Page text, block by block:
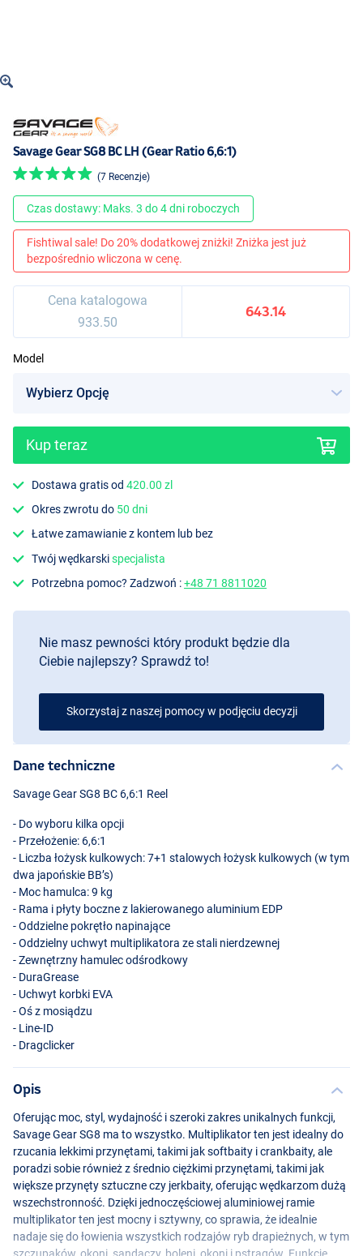
Savage Gear SG8 BC LH (Gear Ratio 6,6:1)
(7 Recenzje)
Czas dostawy: Maks. 3 do 4 dni roboczych
Fishtiwal sale! Do 20% dodatkowej zniżki! Zniżka jest już
bezpośrednio wliczona w cenę.
Cena katalogowa
933.50
643.14
Model
Kup teraz
Dostawa gratis od420.00 zl
Okres zwrotu do 50 dni
Łatwe zamawianie z kontem lub bez
Twój wędkarskispecjalista
Potrzebna pomoc? Zadzwoń :+48 71 8811020
Nie masz pewności który produkt będzie dla
Ciebie najlepszy? Sprawdź to!
Skorzystaj z naszej pomocy w podjęciu decyzji
Dane techniczne
Savage Gear SG8 BC 6,6:1 Reel
- Do wyboru kilka opcji
- Przełożenie: 6,6:1
- Liczba łożysk kulkowych: 7+1 stalowych łożysk kulkowych (w tym
dwa japońskie BB’s)
- Moc hamulca: 9 kg
- Rama i płyty boczne z lakierowanego aluminium EDP
- Oddzielne pokrętło napinające
- Oddzielny uchwyt multiplikatora ze stali nierdzewnej
- Zewnętrzny hamulec odśrodkowy
- DuraGrease
- Uchwyt korbki EVA
- Oś z mosiądzu
- Line-ID
- Dragclicker
Opis
Oferując moc, styl, wydajność i szeroki zakres unikalnych funkcji,
Savage Gear SG8 ma to wszystko. Multiplikator ten jest idealny do
rzucania lekkimi przynętami, takimi jak softbaity i crankbaity, ale
poradzi sobie również z średnio ciężkimi przynętami, takimi jak
większe przynęty sztuczne czy jerkbaity, oferując wędkarzom dużą
wszechstronność. Dzięki jednoczęściowej aluminiowej ramie
multiplikator ten jest mocny i sztywny, co sprawia, że idealnie
nadaje się do łowienia wszystkich rodzajów ryb drapieżnych, w tym